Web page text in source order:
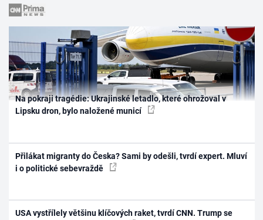
Na pokraji tragédie: Ukrajinské letadlo, které ohrožoval v
Lipsku dron, bylo naložené municí
Přilákat migranty do Česka? Sami by odešli, tvrdí expert. Mluví
i o politické sebevraždě
USA vystřílely většinu klíčových raket, tvrdí CNN. Trump se